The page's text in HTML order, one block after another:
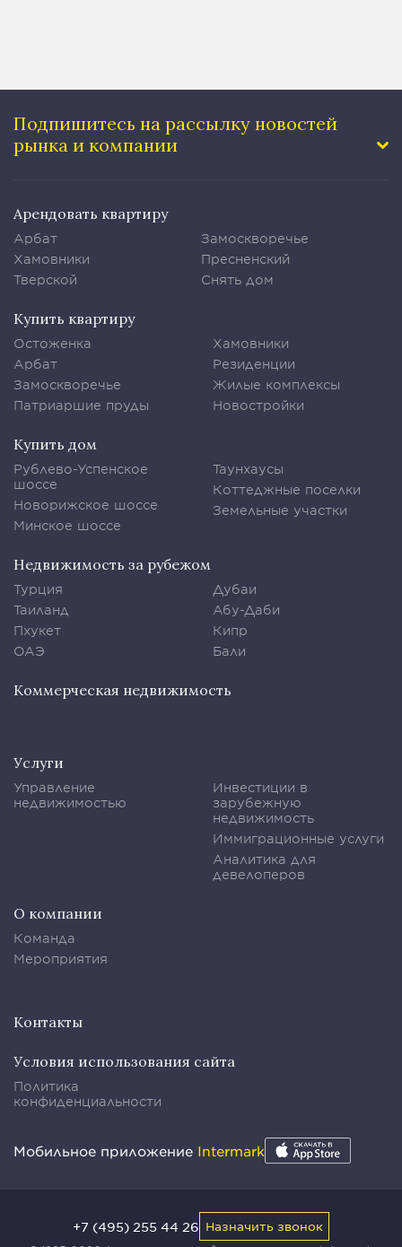
Подпишитесь на рассылку новостей
рынка и компании
Арендовать квартиру
Арбат
Хамовники
Тверской
Замоскворечье
Пресненский
Снять дом
Купить квартиру
Остоженка
Арбат
Замоскворечье
Патриаршие пруды
Хамовники
Резиденции
Жилые комплексы
Новостройки
Купить дом
Рублево-Успенское
шоссе
Новорижское шоссе
Минское шоссе
Таунхаусы
Коттеджные поселки
Земельные участки
Недвижимость за рубежом
Турция
Таиланд
Пхукет
ОАЭ
Дубаи
Абу-Даби
Кипр
Бали
Коммерческая недвижимость
Услуги
Управление
недвижимостью
Инвестиции в
зарубежную
недвижимость
Иммиграционные услуги
Аналитика для
девелоперов
О компании
Команда
Мероприятия
Контакты
Условия использования сайта
Политика
конфиденциальности
Мобильное приложение Intermark
+7 (495) 255 44 26 Назначить звонок